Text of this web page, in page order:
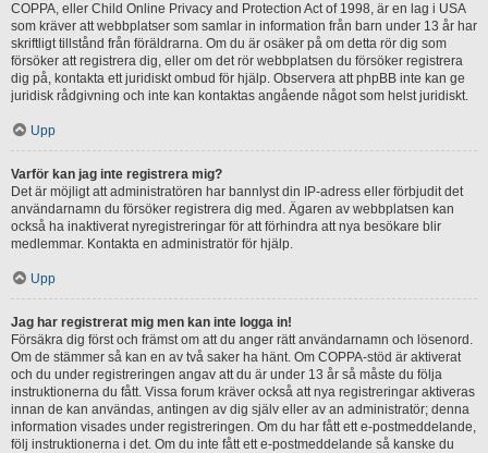
COPPA, eller Child Online Privacy and Protection Act of 1998, är en lag i USA
som kräver att webbplatser som samlar in information från barn under 13 år har
skriftligt tillstånd från föräldrarna. Om du är osäker på om detta rör dig som
försöker att registrera dig, eller om det rör webbplatsen du försöker registrera
dig på, kontakta ett juridiskt ombud för hjälp. Observera att phpBB inte kan ge
juridisk rådgivning och inte kan kontaktas angående något som helst juridiskt.
Upp
Varför kan jag inte registrera mig?
Det är möjligt att administratören har bannlyst din IP-adress eller förbjudit det
användarnamn du försöker registrera dig med. Ägaren av webbplatsen kan
också ha inaktiverat nyregistreringar för att förhindra att nya besökare blir
medlemmar. Kontakta en administratör för hjälp.
Upp
Jag har registrerat mig men kan inte logga in!
Försäkra dig först och främst om att du anger rätt användarnamn och lösenord.
Om de stämmer så kan en av två saker ha hänt. Om COPPA-stöd är aktiverat
och du under registreringen angav att du är under 13 år så måste du följa
instruktionerna du fått. Vissa forum kräver också att nya registreringar aktiveras
innan de kan användas, antingen av dig själv eller av an administratör; denna
information visades under registreringen. Om du har fått ett e-postmeddelande,
följ instruktionerna i det. Om du inte fått ett e-postmeddelande så kanske du